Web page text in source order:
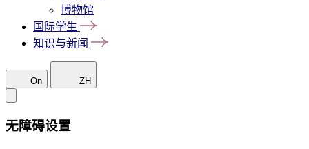
博物馆
国际学生
知识与新闻
On ZH
无障碍设置